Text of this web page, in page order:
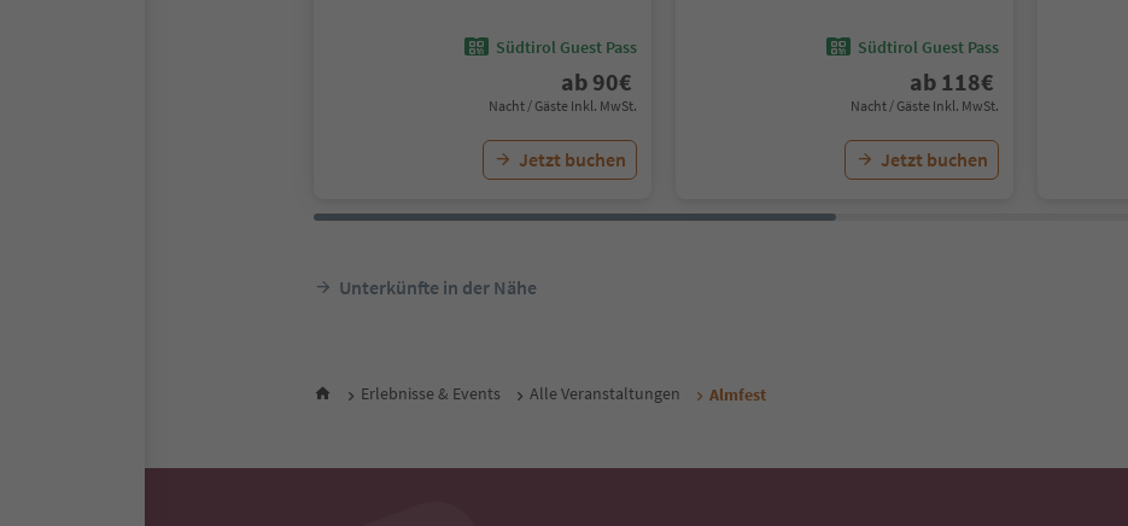
Südtirol Guest Pass
ab 90€
Nacht / Gäste Inkl. MwSt.
Jetzt buchen
Südtirol Guest Pass
ab 118€
Nacht / Gäste Inkl. MwSt.
Jetzt buchen
Unterkünfte in der Nähe
Erlebnisse & Events Alle Veranstaltungen Almfest